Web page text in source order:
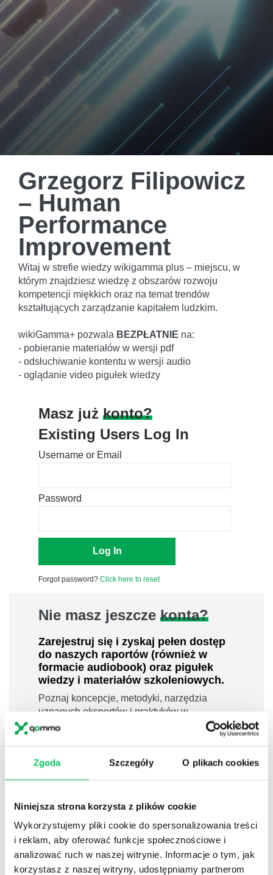
Zgoda Szczegóły O plikach cookies
Niniejsza strona korzysta z plików cookie
Wykorzystujemy pliki cookie do spersonalizowania treści
i reklam, aby oferować funkcje społecznościowe i
analizować ruch w naszej witrynie. Informacje o tym, jak
korzystasz z naszej witryny, udostępniamy partnerom
Grzegorz Filipowicz
– Human
Performance
Improvement
Witaj w strefie wiedzy wikigamma plus – miejscu, w
którym znajdziesz wiedzę z obszarów rozwoju
kompetencji miękkich oraz na temat trendów
kształtujących zarządzanie kapitałem ludzkim.
wikiGamma+ pozwala BEZPŁATNIE na:
- pobieranie materiałów w wersji pdf
- odsłuchiwanie kontentu w wersji audio
- oglądanie video pigułek wiedzy
Masz już konto?
Existing Users Log In
Username or Email
Password
Forgot password? Click here to reset
Nie masz jeszcze konta?
Zarejestruj się i zyskaj pełen dostęp
do naszych raportów (również w
formacie audiobook) oraz pigułek
wiedzy i materiałów szkoleniowych.
Poznaj koncepcje, metodyki, narzędzia
uznanych ekspertów i praktyków w
dziedzinach leadershipu i zarządzania,
800 pigułek wiedzy
14h nagrań raportów w wersji audiobook
i wiele więcej
Nowy użytkownik?
Zarejestruj się